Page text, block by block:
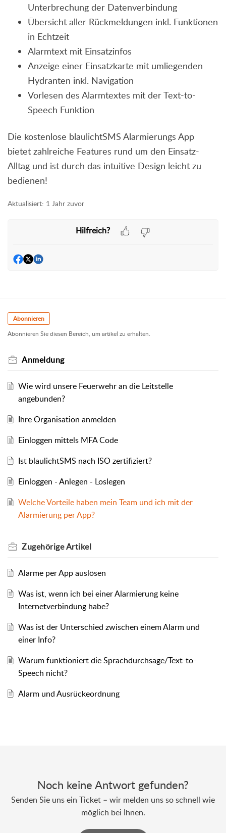
Unterbrechung der Datenverbindung
Übersicht aller Rückmeldungen inkl. Funktionen
in Echtzeit
Alarmtext mit Einsatzinfos
Anzeige einer Einsatzkarte mit umliegenden
Hydranten inkl. Navigation
Vorlesen des Alarmtextes mit der Text-to-
Speech Funktion
Die kostenlose blaulichtSMS Alarmierungs App
bietet zahlreiche Features rund um den Einsatz-
Alltag und ist durch das intuitive Design leicht zu
bedienen!
Aktualisiert: 1 Jahr zuvor
Hilfreich?
Abonnieren
Abonnieren Sie diesen Bereich, um artikel zu erhalten.
Anmeldung
Wie wird unsere Feuerwehr an die Leitstelle
angebunden?
Ihre Organisation anmelden
Einloggen mittels MFA Code
Ist blaulichtSMS nach ISO zertifiziert?
Einloggen - Anlegen - Loslegen
Welche Vorteile haben mein Team und ich mit der
Alarmierung per App?
ZugehörigeArtikel
Alarme per App auslösen
Was ist, wenn ich bei einer Alarmierung keine
Internetverbindung habe?
Was ist der Unterschied zwischen einem Alarm und
einer Info?
Warum funktioniert die Sprachdurchsage/Text-to-
Speech nicht?
Alarm und Ausrückeordnung
Noch keine Antwort gefunden?
Senden Sie uns ein Ticket – wir melden uns so schnell wie
möglich bei Ihnen.